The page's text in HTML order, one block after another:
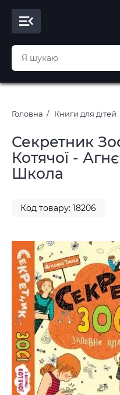
Головна Книги для дітей
Секретник
Котячої -
Школа
Код товару: 18206